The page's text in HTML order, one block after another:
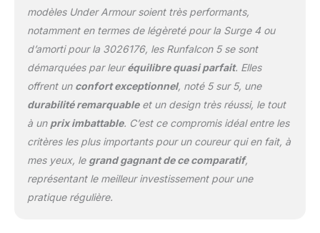
modèles Under Armour soient très performants,
notamment en termes de légèreté pour la Surge 4 ou
d’amorti pour la 3026176, les Runfalcon 5 se sont
démarquées par leuréquilibre quasi parfait. Elles
offrent un confort exceptionnel, noté 5 sur 5, une
durabilité remarquableet un design très réussi, le tout
à un prix imbattable. C’est ce compromis idéal entre les
critères les plus importants pour un coureur qui en fait, à
mes yeux, le grand gagnant de ce comparatif,
représentant le meilleur investissement pour une
pratique régulière.